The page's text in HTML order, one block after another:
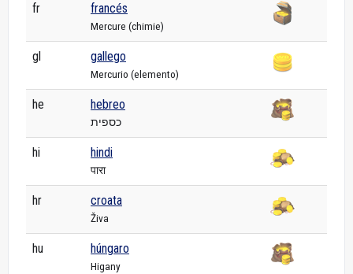
fr francés
Mercure (chimie)
gl gallego
Mercurio (elemento)
he hebreo
כספית
hi hindi
पारा
hr croata
Živa
hu húngaro
Higany